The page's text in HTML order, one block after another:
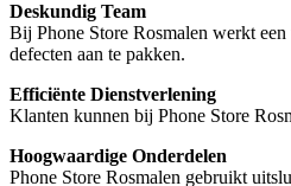
Deskundig Team
Bij Phone Store Rosmalen werkt
defecten aan te pakken.
Efficiënte Dienstverlening
Klanten kunnen bij Phone Store
Hoogwaardige Onderdelen
Phone Store Rosmalen gebruikt